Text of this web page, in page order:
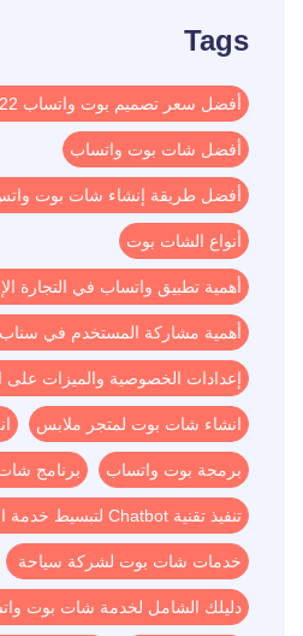
Tags
أفضل سعر تصميم بوت واتساب 2022
أفضل شات بوت واتساب
أفضل طريقة إنشاء شات بوت
أنواع الشات بوت
أهمية تطبيق واتساب في التجارة
أهمية مشاركة المستخدم في
إعدادات الخصوصية والميزات على
انشاء شات بوت لمتجر ملابس
برمجة بوت واتساب برنامج
تنفيذ تقنية Chatbot لتبسيط خدمة العملاء
خدمات شات بوت لشركة سياحة
دليلك الشامل لخدمة شات بوت واتساب